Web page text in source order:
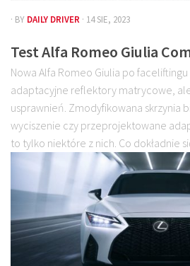
· BY DAILY DRIVER · 14 SIE, 2023
Test Alfa Romeo Giulia
Nowa Alfa Romeo Giulia po
adaptacyjne reflektory matrycowe,
usprawnień. Zmodyfikowana skrzynia
wyciszenie czy przeprojektowane
to tylko niektóre z nich. Co dokładnie